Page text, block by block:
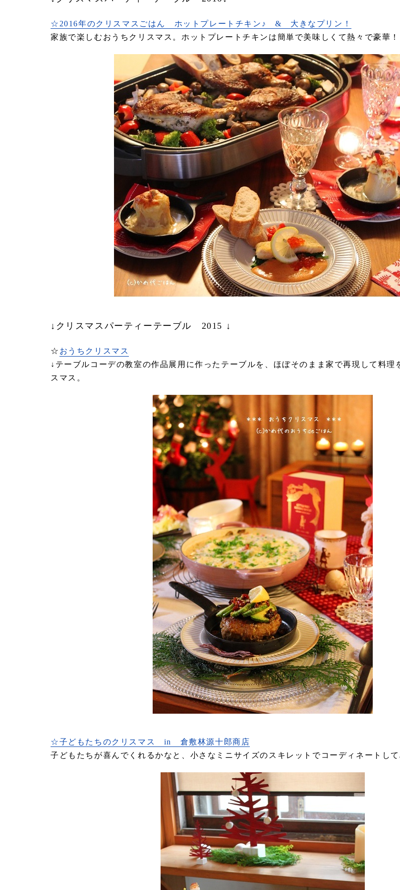
☆2016年のクリスマスごはん ホットプレートチキン♪ & 大きなプリン！
家族で楽しむおうちクリスマス。ホットプレートチキンは簡単で美味しくて熱々で豪華！
↓クリスマスパーティーテーブル 2015 ↓
☆ おうちクリスマス
↓テーブルコーデの教室の作品展用に作ったテーブルを、ほぼそのまま家で再現して料理
スマス。
☆子どもたちのクリスマス in 倉敷林源十郎商店
子どもたちが喜んでくれるかなと、小さなミニサイズのスキレットでコーディネートして